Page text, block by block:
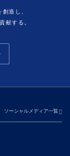
造し、
献する。
ソーシャルメディア一覧